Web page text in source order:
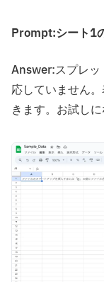
Prompt:シート1
Answer:スプレッ
応していません
きます。お試し